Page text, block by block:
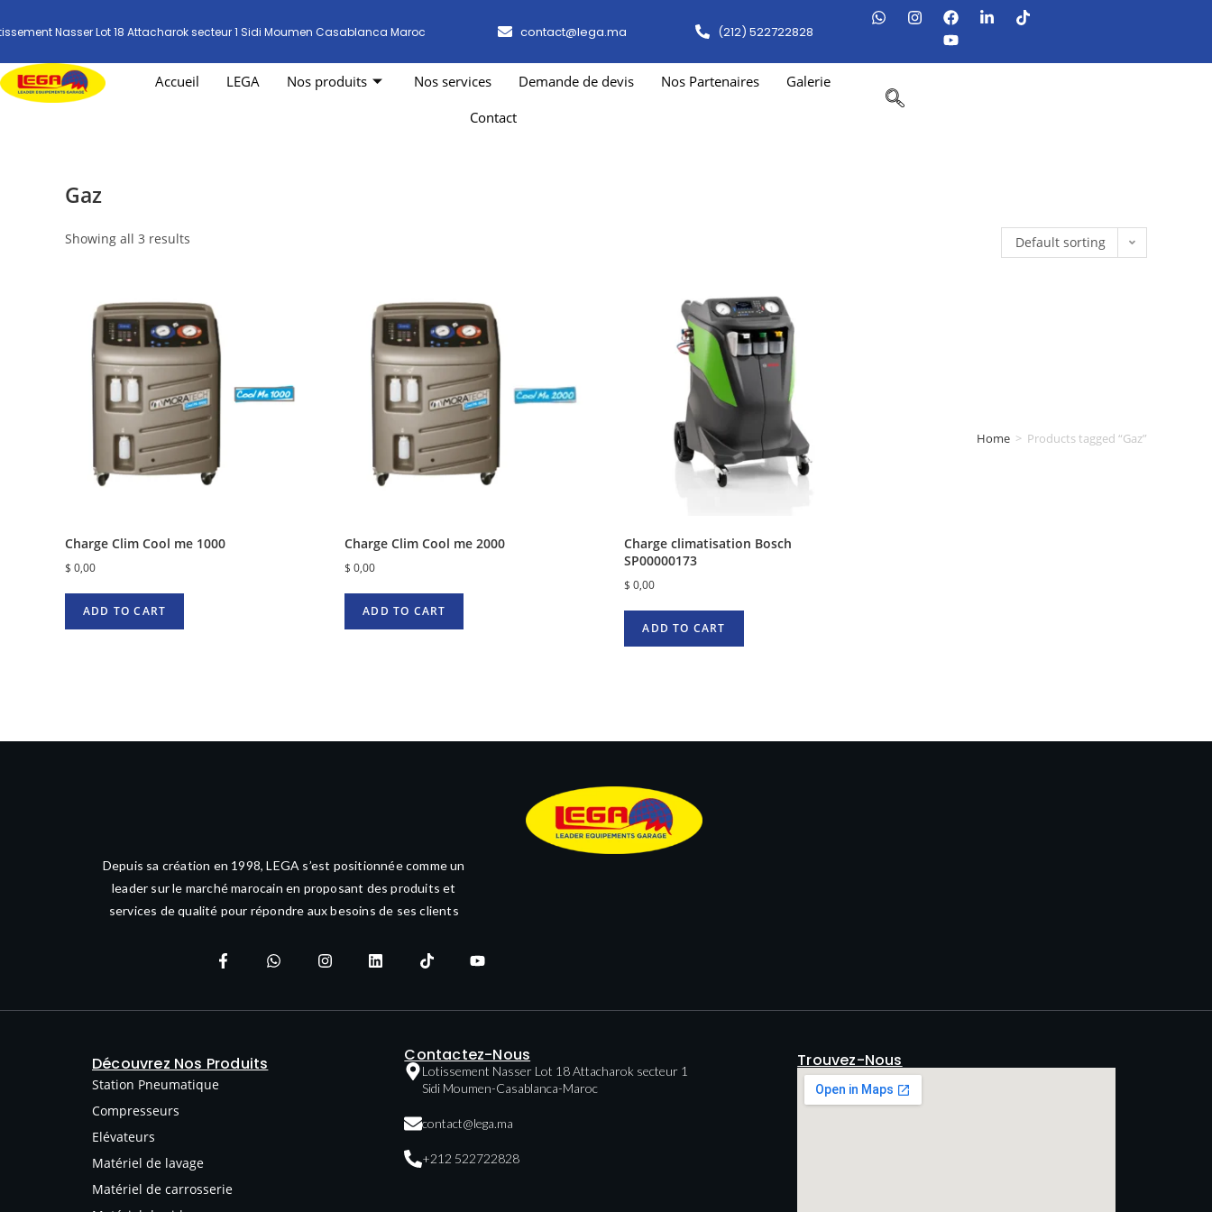
Nasser Lot 18 Attacharok secteur 1 Sidi Moumen Casablanca Maroc contact@lega.ma (212) 522722828
Accueil LEGA Nos produits Nos services Demande de devis Nos Partenaires
Galerie
Contact
Home > Products tagged “Gaz”
Gaz
Showing all 3 results Default sorting
Charge Clim Cool me 1000
$ 0,00
ADD TO CART
Charge Clim Cool me 2000
$ 0,00
ADD TO CART
Charge climatisation Bosch
SP00000173
$ 0,00
ADD TO CART
Depuis sa création en 1998, LEGA s’est positionnée comme un
leader sur le marché marocain en proposant des produits et
services de qualité pour répondre aux besoins de ses clients
Découvrez Nos Produits
Station Pneumatique
Compresseurs
Elévateurs
Matériel de lavage
Matériel de carrosserie
Contactez-Nous
Lotissement Nasser Lot 18 Attacharok secteur 1
Sidi Moumen-Casablanca-Maroc
contact@lega.ma
+212 522722828
Trouvez-Nous